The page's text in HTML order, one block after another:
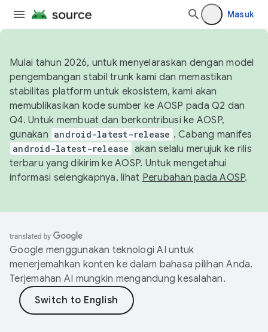
Masuk
Mulai tahun 2026, untuk menyelaraskan dengan model
pengembangan stabil trunk kami dan memastikan
stabilitas platform untuk ekosistem, kami akan
memublikasikan kode sumber ke AOSP pada Q2 dan
Q4. Untuk membuat dan berkontribusi ke AOSP,
gunakan android-latest-release . Cabang manifes
android-latest-release akan selalu merujuk ke rilis
terbaru yang dikirim ke AOSP. Untuk mengetahui
informasi selengkapnya, lihat Perubahan pada AOSP.
Google menggunakan teknologi AI untuk
menerjemahkan konten ke dalam bahasa pilihan Anda.
Terjemahan AI mungkin mengandung kesalahan.